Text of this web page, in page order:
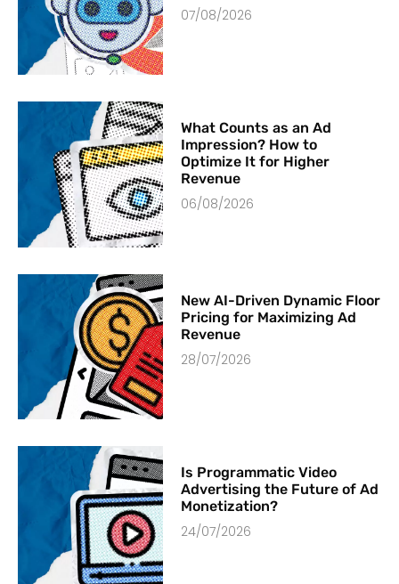
07/08/2026
What Counts as an Ad
Impression? How to
Optimize It for Higher
Revenue
06/08/2026
New AI-Driven Dynamic Floor
Pricing for Maximizing Ad
Revenue
28/07/2026
Is Programmatic Video
Advertising the Future of Ad
Monetization?
24/07/2026